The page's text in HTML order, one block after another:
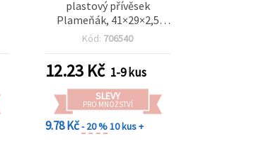
plastový přívěsek
Plameňák, 41×29×2,5
mm, otvor 1 mm, pro
Kód: 706540
12.23Kč 1-9 kus
SLEVY
PRO MNOŽSTVÍ
9.78 Kč- 20 %10 kus +